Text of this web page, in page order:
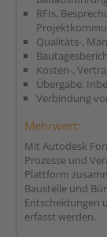
RFIs,
Qualitäts-,
Kosten-,
Übergabe,
Verbindung
Mehrwert:
Mit Autodesk
Prozesse und
Plattform
Baustelle und
Entscheidungen
erfasst werden.